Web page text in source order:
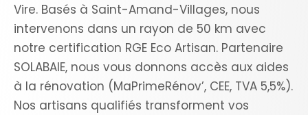
Vire. Basés à Saint-Amand-Villages, nous
intervenons dans un rayon de 50 km avec
notre certification RGE Eco Artisan. Partenaire
SOLABAIE, nous vous donnons accès aux aides
à la rénovation (MaPrimeRénov’, CEE, TVA 5,5%).
Nos artisans qualifiés transforment vos